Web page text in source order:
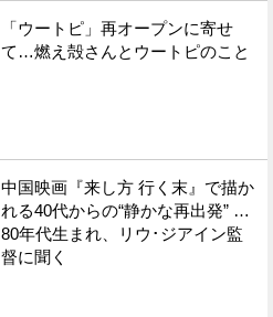
「ウートピ」再オープンに寄せ
て…燃え殻さんとウートピのこと
中国映画『来し方 行く末』で描か
れる40代からの“静かな再出発” …
80年代生まれ、リウ･ジアイン監
督に聞く